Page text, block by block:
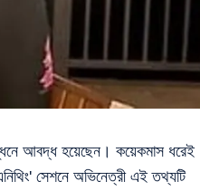
আবদ্ধ হয়েছেন। কয়েকমাস ধরেই
সেশনে অভিনেত্রী এই তথ্যটি